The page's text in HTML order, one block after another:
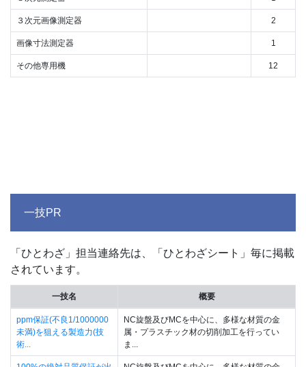
３次元画像測定器 2
画像寸法測定器 1
その他専用機 12
一技PR
「ひとわざ」担当連絡先は、「ひとわざシート」毎に掲載
されています。
一技名 概要
ppm保証(不良1/1000000
未満)を狙える製造力(技
術...
NC旋盤及びMCを中心に、多様な材質の金
属・プラスチック材の切削加工を行ってい
ま...